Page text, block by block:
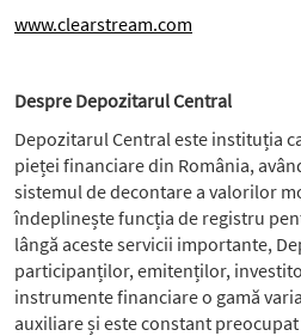
www.clearstream.com
Despre Depozitarul Central
Depozitarul Central este instituția
pieței financiare din România,
sistemul de decontare a valorilor
îndeplinește funcția de registru
lângă aceste servicii importante,
participanților, emitenților,
instrumente financiare o gamă
auxiliare și este constant